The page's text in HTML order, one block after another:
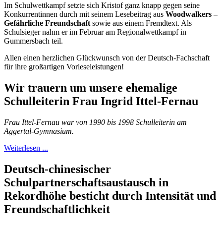
Im Schulwettkampf setzte sich Kristof ganz knapp gegen seine
Konkurrentinnen durch mit seinem Lesebeitrag aus Woodwalkers –
Gefährliche Freundschaft sowie aus einem Fremdtext. Als
Schulsieger nahm er im Februar am Regionalwettkampf in
Gummersbach teil.
Allen einen herzlichen Glückwunsch von der Deutsch-Fachschaft
für ihre großartigen Vorleseleistungen!
Wir trauern um unsere ehemalige
Schulleiterin Frau Ingrid Ittel-Fernau
Frau Ittel-Fernau war von 1990 bis 1998 Schulleiterin am
Aggertal-Gymnasium.
Weiterlesen ...
Deutsch-chinesischer
Schulpartnerschaftsaustausch in
Rekordhöhe besticht durch Intensität und
Freundschaftlichkeit